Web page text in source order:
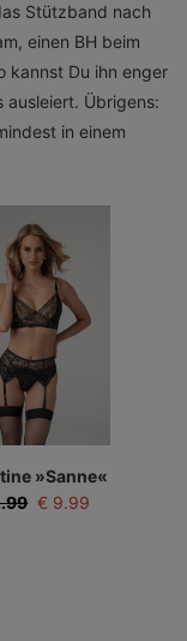
Stützband nach
einen BH beim
kannst Du ihn enger
Übrigens:
in einem
»Sanne«
Set
€ 9.99